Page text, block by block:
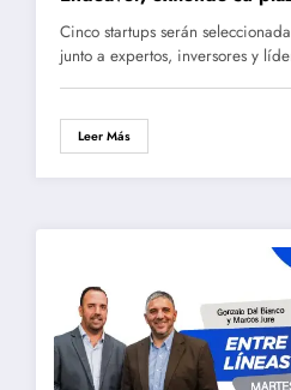
Cinco startups serán
junto a expertos, inversores y
Leer Más